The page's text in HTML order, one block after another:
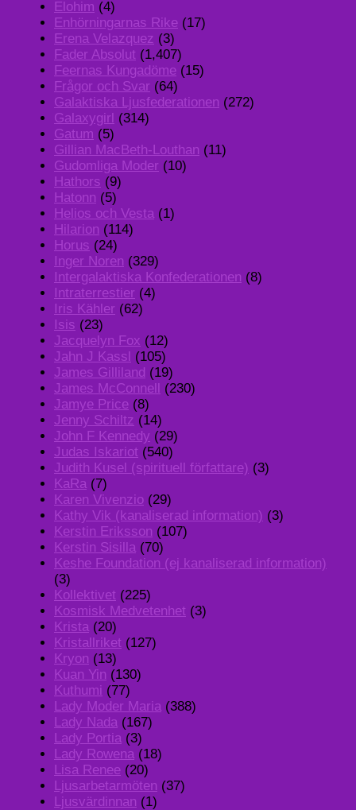
Elohim (4)
Enhörningarnas Rike (17)
Erena Velazquez (3)
Fader Absolut (1,407)
Feernas Kungadöme (15)
Frågor och Svar (64)
Galaktiska Ljusfederationen (272)
Galaxygirl (314)
Gatum (5)
Gillian MacBeth-Louthan (11)
Gudomliga Moder (10)
Hathors (9)
Hatonn (5)
Helios och Vesta (1)
Hilarion (114)
Horus (24)
Inger Noren (329)
Intergalaktiska Konfederationen (8)
Intraterrestier (4)
Iris Kähler (62)
Isis (23)
Jacquelyn Fox (12)
Jahn J Kassl (105)
James Gilliland (19)
James McConnell (230)
Jamye Price (8)
Jenny Schiltz (14)
John F Kennedy (29)
Judas Iskariot (540)
Judith Kusel (spirituell författare) (3)
KaRa (7)
Karen Vivenzio (29)
Kathy Vik (kanaliserad information) (3)
Kerstin Eriksson (107)
Kerstin Sisilla (70)
Keshe Foundation (ej kanaliserad information)
(3)
Kollektivet (225)
Kosmisk Medvetenhet (3)
Krista (20)
Kristallriket (127)
Kryon (13)
Kuan Yin (130)
Kuthumi (77)
Lady Moder Maria (388)
Lady Nada (167)
Lady Portia (3)
Lady Rowena (18)
Lisa Renee (20)
Ljusarbetarmöten (37)
Ljusvärdinnan (1)